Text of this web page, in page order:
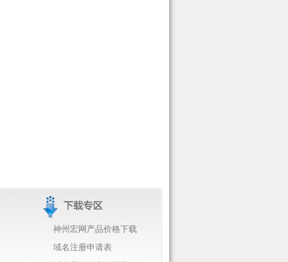
神州宏网产品价格下载
域名注册申请表